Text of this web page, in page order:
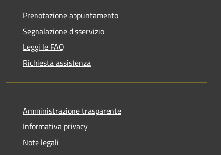
Prenotazione appuntamento
Segnalazione disservizio
Leggi le FAQ
Richiesta assistenza
Amministrazione trasparente
Informativa privacy
Note legali